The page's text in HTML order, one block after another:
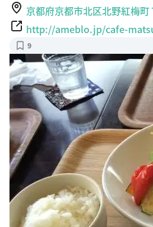
http://ameblo.jp/cafe-
9